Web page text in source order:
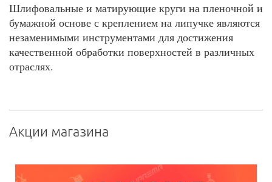
Шлифовальные и матирующие круги на пленочной и
бумажной основе с креплением на липучке являются
незаменимыми инструментами для достижения
качественной обработки поверхностей в различных
отраслях.
Акции магазина